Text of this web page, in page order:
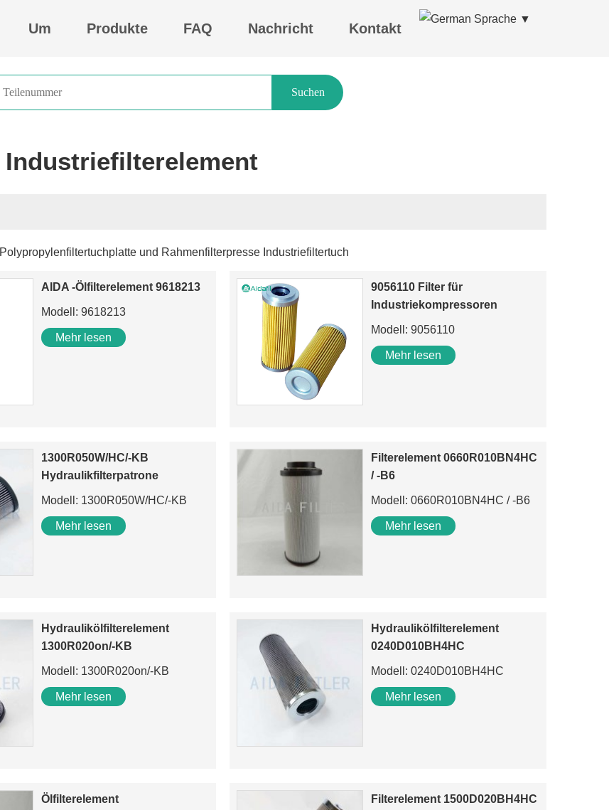
Sprache ▼
Um Produkte FAQ Nachricht Kontakt
Suchen
Industriefilterelement
Polypropylenfiltertuchplatte und Rahmenfilterpresse Industriefiltertuch
Luftkompressorflüssigkeit
88290017-431 Luftkompressorteile
88290001-129 Luftzylinder
AIDA -Ölfilterelement 9618213
Modell: 9618213
Mehr lesen
9056110 Filter für
Industriekompressoren
Modell: 9056110
Mehr lesen
1300R050W/HC/-KB
Hydraulikfilterpatrone
Modell: 1300R050W/HC/-KB
Mehr lesen
Filterelement 0660R010BN4HC
/ -B6
Modell: 0660R010BN4HC / -B6
Mehr lesen
Hydraulikölfilterelement
1300R020on/-KB
Modell: 1300R020on/-KB
Mehr lesen
Hydraulikölfilterelement
0240D010BH4HC
Modell: 0240D010BH4HC
Mehr lesen
Ölfilterelement
Filterelement 1500D020BH4HC